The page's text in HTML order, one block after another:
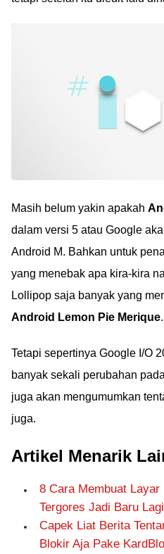
Masih belum yakin apakah
dalam versi 5 atau Google
Android M. Bahkan untuk
yang menebak apa kira-kira
Lollipop saja banyak yang
Android Lemon Pie Merique.
Tetapi sepertinya Google I/O
banyak sekali perubahan
juga akan mengumumkan
juga.
Artikel Menarik
8 Cara Membuat Layar
Tergores Jadi Baru Lagi
Capek Liat Berita
Blokir Aja Pake